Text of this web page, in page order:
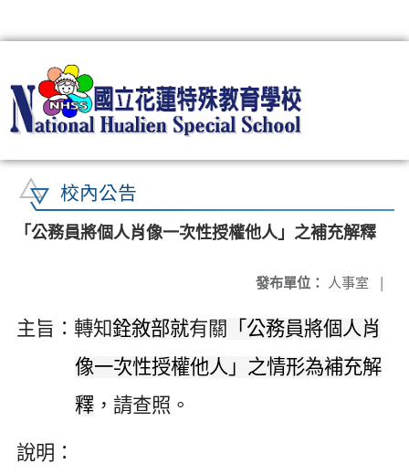
校內公告
「公務員將個人肖像一次性授權他人」之補充解釋
發布單位： 人事室 |
主旨：轉知銓敘部就有關
「公務員將個人肖
像一次性授權他人」之情形為補充解
釋 ， 請查照。
說明：